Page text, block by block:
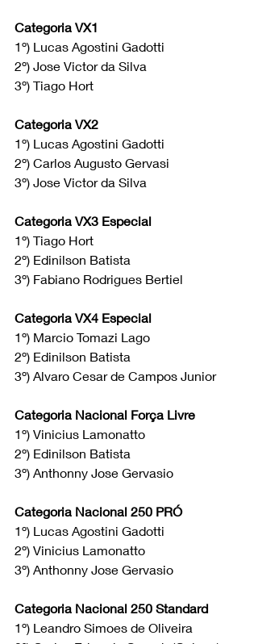
Categoria VX1
1º) Lucas Agostini Gadotti
2º) Jose Victor da Silva
3º) Tiago Hort
Categoria VX2
1º) Lucas Agostini Gadotti
2º) Carlos Augusto Gervasi
3º) Jose Victor da Silva
Categoria VX3 Especial
1º) Tiago Hort
2º) Edinilson Batista
3º) Fabiano Rodrigues Bertiel
Categoria VX4 Especial
1º) Marcio Tomazi Lago
2º) Edinilson Batista
3º) Alvaro Cesar de Campos Junior
Categoria Nacional Força Livre
1º) Vinicius Lamonatto
2º) Edinilson Batista
3º) Anthonny Jose Gervasio
Categoria Nacional 250 PRÓ
1º) Lucas Agostini Gadotti
2º) Vinicius Lamonatto
3º) Anthonny Jose Gervasio
Categoria Nacional 250 Standard
1º) Leandro Simoes de Oliveira